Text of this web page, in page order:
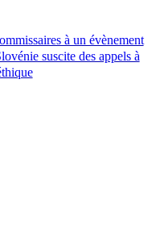
à un évènement
suscite des appels à